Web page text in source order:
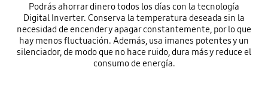
Podrás ahorrar dinero todos los días con la tecnología
Digital Inverter. Conserva la temperatura deseada sin la
necesidad de encender y apagar constantemente, por lo que
hay menos fluctuación. Además, usa imanes potentes y un
silenciador, de modo que no hace ruido, dura más y reduce el
consumo de energía.